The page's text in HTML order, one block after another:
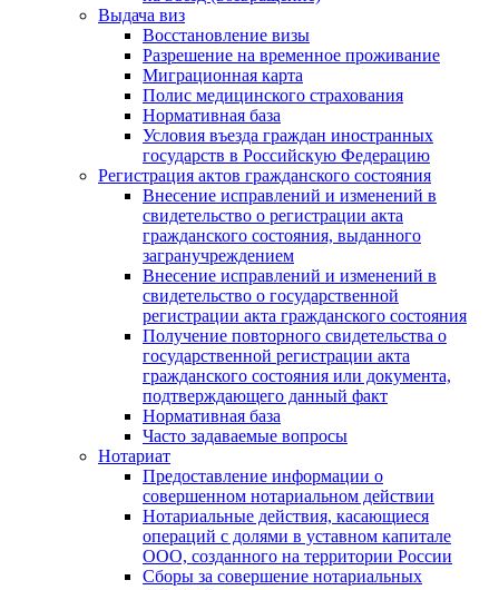
Выдача виз
Восстановление визы
Разрешение на временное проживание
Миграционная карта
Полис медицинского страхования
Нормативная база
Условия въезда граждан иностранных
государств в Российскую Федерацию
Регистрация актов гражданского состояния
Внесение исправлений и изменений в
свидетельство о регистрации акта
гражданского состояния, выданного
загранучреждением
Внесение исправлений и изменений в
свидетельство о государственной
регистрации акта гражданского состояния
Получение повторного свидетельства о
государственной регистрации акта
гражданского состояния или документа,
подтверждающего данный факт
Нормативная база
Часто задаваемые вопросы
Нотариат
Предоставление информации о
совершенном нотариальном действии
Нотариальные действия, касающиеся
операций с долями в уставном капитале
ООО, созданного на территории России
Сборы за совершение нотариальных